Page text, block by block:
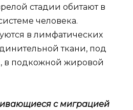
стадии обитают в
человека.
в лимфатических
ткани, под
в подкожной жировой
с миграцией